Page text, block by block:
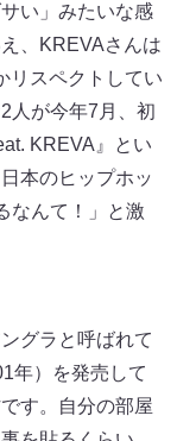
い」みたいな感
、KREVAさんは
リスペクトしてい
人が今年7月、初
KREVA』とい
本のヒップホッ
なんて！」と激
グラと呼ばれて
年）を発売して
す。自分の部屋